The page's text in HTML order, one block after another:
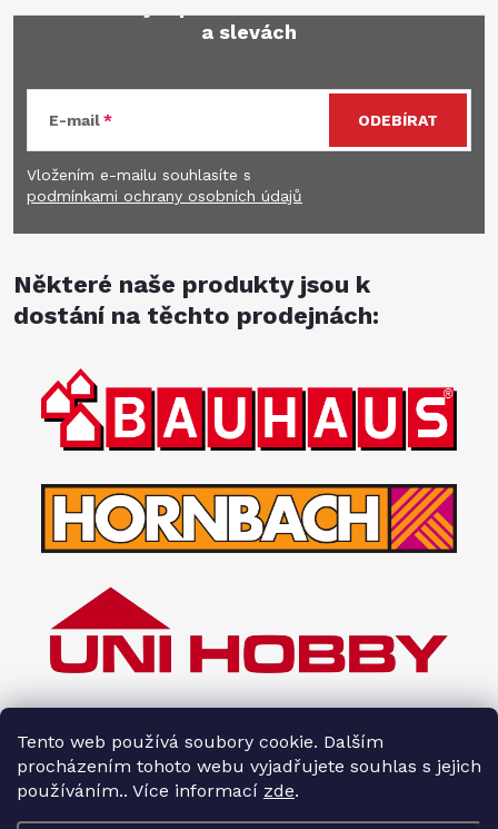
Tento web používá soubory cookie. Dalším
procházením tohoto webu vyjadřujete souhlas s jejich
používáním.. Více informací zde.
a slevách
E-mail
Vložením e-mailu souhlasíte s
podmínkami ochrany osobních údajů
ODEBÍRAT
Některé naše produkty jsou k
dostání na těchto prodejnách: